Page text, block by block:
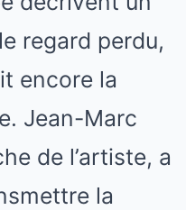
regard perdu,
encore la
Jean-Marc
de l’artiste, a
la